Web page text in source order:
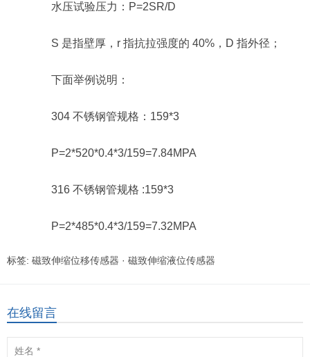
水压试验压力：P=2SR/D
S 是指壁厚，r 指抗拉强度的 40%，D 指外径；
下面举例说明：
304 不锈钢管规格：159*3
P=2*520*0.4*3/159=7.84MPA
316 不锈钢管规格 :159*3
P=2*485*0.4*3/159=7.32MPA
标签: 磁致伸缩位移传感器 · 磁致伸缩液位传感器
在线留言